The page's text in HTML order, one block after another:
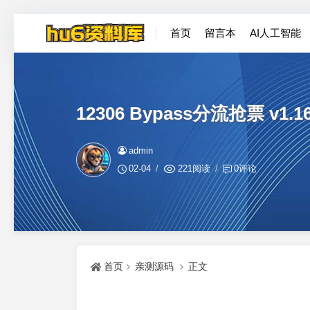
首页 留言本 AI人工智能
12306 Bypass分流抢票
admin
02-04
221阅读 0评论
首页 亲测源码 正文